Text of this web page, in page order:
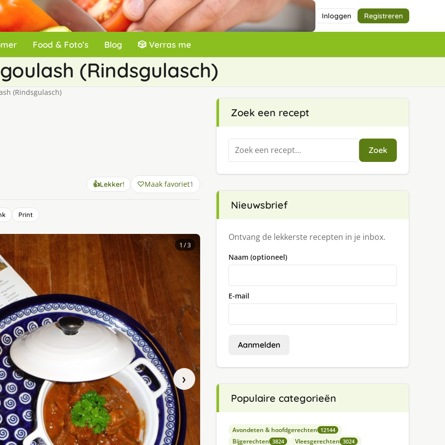
Inloggen Registreren
Food & Foto’s Blog 🎲 Verras me
(Rindsgulasch)
(Rindsgulasch)
👍Lekker! Maak favoriet1
Print
›
1 / 3
Zoek een recept
Zoeken
naar:
Zoek
Nieuwsbrief
Ontvang de lekkerste recepten in je inbox.
Naam (optioneel)
E-mail
Aanmelden
Populaire categorieën
Avondeten & hoofdgerechten 12144
Bijgerechten 3824 Vleesgerechten 3024